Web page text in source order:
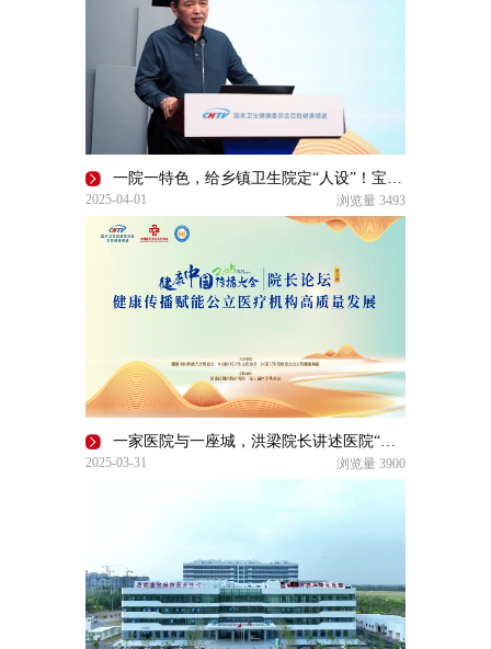
一院一特色，给乡镇卫生院定“人设”！宝丰县人民医院郭首学书记解析县域医院“传播学”
2025-04-01 浏览量 3493
一家医院与一座城，洪梁院长讲述医院“专精特新”的发展之路
2025-03-31 浏览量 3900